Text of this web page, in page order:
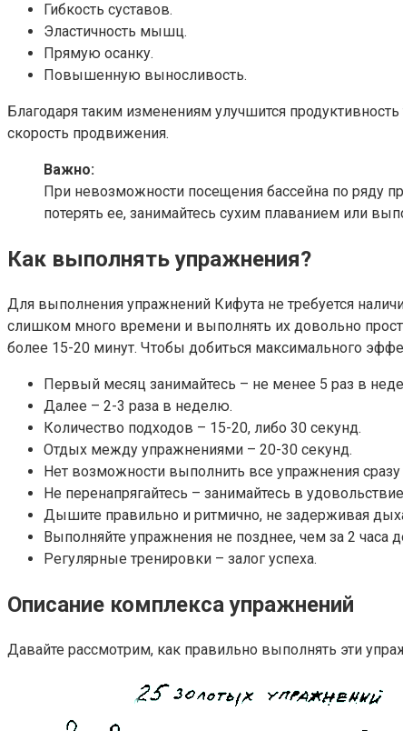
Гибкость суставов.
Эластичность мышц.
Прямую осанку.
Повышенную выносливость.
Благодаря таким изменениям улучшится
скорость продвижения.
Важно:
При невозможности посещения бассейна по ряду
потерять ее, занимайтесь сухим плаванием или
Как выполнять упражнения?
Для выполнения упражнений Кифута не требуется
слишком много времени и выполнять их довольно
более 15-20 минут. Чтобы добиться максимального
Первый месяц занимайтесь – не менее 5 раз в
Далее – 2-3 раза в неделю.
Количество подходов – 15-20, либо 30 секунд.
Отдых между упражнениями – 20-30 секунд.
Нет возможности выполнить все упражнения
Не перенапрягайтесь – занимайтесь в
Дышите правильно и ритмично, не задерживая
Выполняйте упражнения не позднее, чем за 2 часа
Регулярные тренировки – залог успеха.
Описание комплекса упражнений
Давайте рассмотрим, как правильно выполнять эти